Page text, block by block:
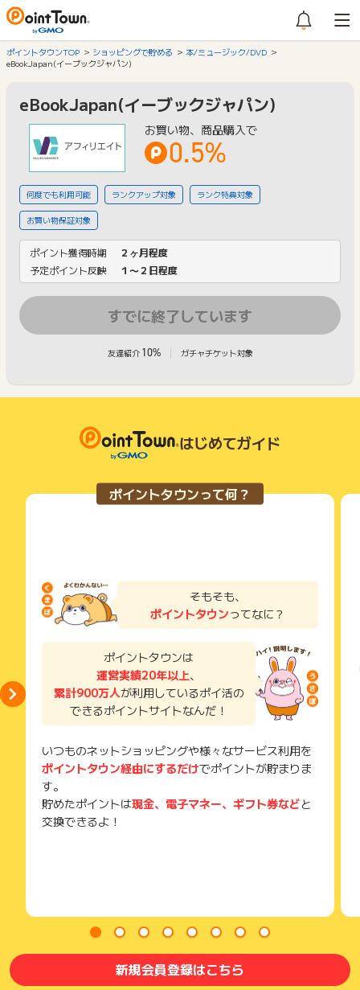
ポイントタウンTOP ショッピングで貯める
本/ミュージック/DVD
eBookJapan(イーブックジャパン)
eBookJapan(イーブックジャパン)
お買い物、商品購入で
0.5%
何度でも利用可能 ランクアップ対象 ランク特典対象
お買い物保証対象
ポイント獲得時期
２ヶ月程度
予定ポイント反映
１〜２日程度
すでに終了しています
友達紹介 10% ガチャチケット対象
はじめてガイド
ポイントタウンって何？
そもそも、
ポイントタウンってなに？
ポイントタウンは
運営実績20年以上、
累計900万人が利用しているポイ活の
できるポイントサイトなんだ！
いつものネットショッピングや様々なサービス利用を
ポイントタウン経由にするだけでポイントが貯まりま
す。
貯めたポイントは現金、電子マネー、ギフト券などと
交換できるよ！
新規会員登録はこちら